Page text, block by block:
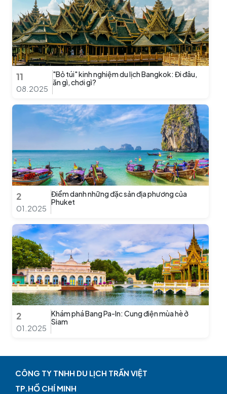
11
08.2025
"Bỏ túi" kinh nghiệm du lịch Bangkok: Đi đâu,
ăn gì, chơi gì?
2
01.2025
Điểm danh những đặc sản địa phương của
Phuket
2
01.2025
Khám phá Bang Pa-In: Cung điện mùa hè ở
Siam
CÔNG TY TNHH DU LỊCH TRẦN VIỆT
TP.HỒ CHÍ MINH